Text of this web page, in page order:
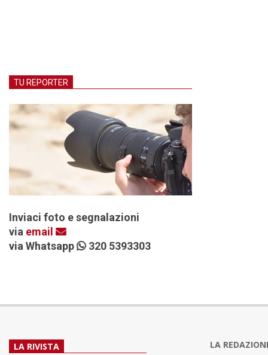
TU REPORTER
Inviaci foto e segnalazioni
via email
via Whatsapp
320 5393303
LA RIVISTA
LA